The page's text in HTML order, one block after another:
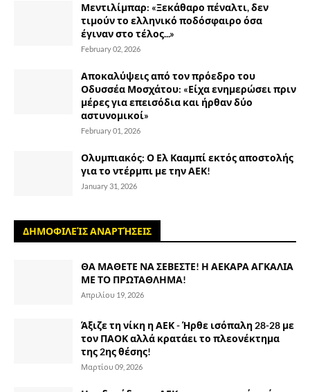
Μεντιλίμπαρ: «Ξεκάθαρο πέναλτι, δεν
τιμούν το ελληνικό ποδόσφαιρο όσα
έγιναν στο τέλος...»
February 02, 2026
Αποκαλύψεις από τον πρόεδρο του
Οδυσσέα Μοσχάτου: «Είχα ενημερώσει πριν
μέρες για επεισόδια και ήρθαν δύο
αστυνομικοί»
February 01, 2026
Ολυμπιακός: Ο Ελ Κααμπί εκτός αποστολής
για το ντέρμπι με την ΑΕΚ!
January 31, 2026
ΔΗΜΟΦΙΛΕΊΣ ΑΝΑΡΤΉΣΕΙΣ
ΘΑ ΜΑΘΕΤΕ ΝΑ ΣΕΒΕΣΤΕ! Η ΑΕΚΑΡΑ ΑΓΚΑΛΙΑ
ΜΕ ΤΟ ΠΡΩΤΑΘΛΗΜΑ!
Απριλίου 19, 2026
Άξιζε τη νίκη η ΑΕΚ - Ήρθε ισόπαλη 28-28 με
τον ΠΑΟΚ αλλά κρατάει το πλεονέκτημα
της 2ης θέσης!
Μαρτίου 09, 2026